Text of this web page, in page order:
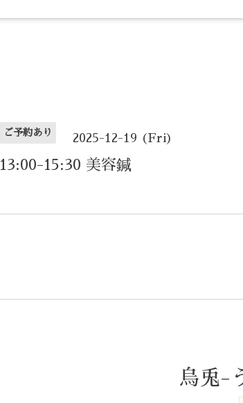
ご予約あり 2025-12-19 (Fri)
13:00-15:30 美容鍼
烏兎-